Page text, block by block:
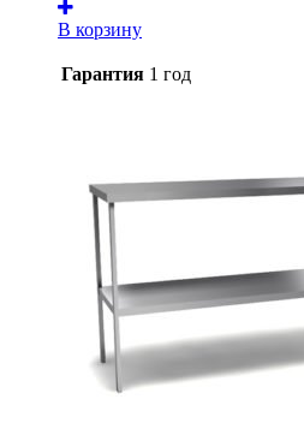
В корзину
Гарантия 1 год